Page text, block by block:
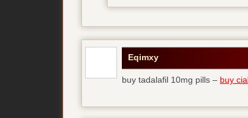
Eqimxy
buy tadalafil 10mg pills – buy